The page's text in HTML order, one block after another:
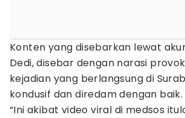
Konten yang disebarkan lewat
Dedi, disebar dengan narasi
kejadian yang berlangsung di
kondusif dan diredam dengan baik.
“Ini akibat video viral di medsos